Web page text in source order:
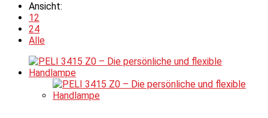
Ansicht:
12
24
Alle